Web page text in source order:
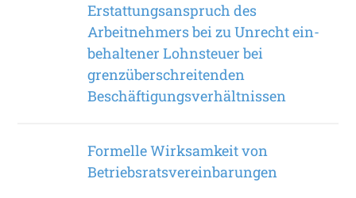
Erstattungsanspruch des
Arbeitnehmers bei zu Unrecht ein­
behaltener Lohnsteuer bei
grenzüberschreitenden
Beschäftigungsverhältnissen
Formelle Wirksamkeit von
Betriebsratsvereinbarungen